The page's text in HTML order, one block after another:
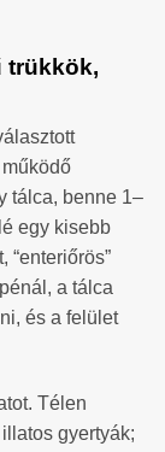
trükkök,
tálca, benne 1–
egy kisebb
“enteriőrös”
a tálca
és a felület
Télen
gyertyák;